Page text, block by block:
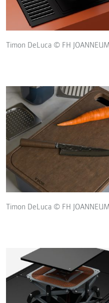
Timon DeLuca © FH
Timon DeLuca © FH